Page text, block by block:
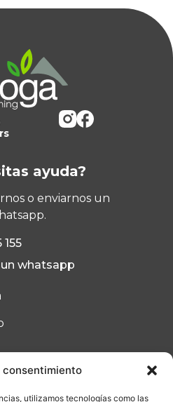
consentimiento
utilizamos tecnologías como las
ayuda?
o enviarnos un
155
un whatsapp